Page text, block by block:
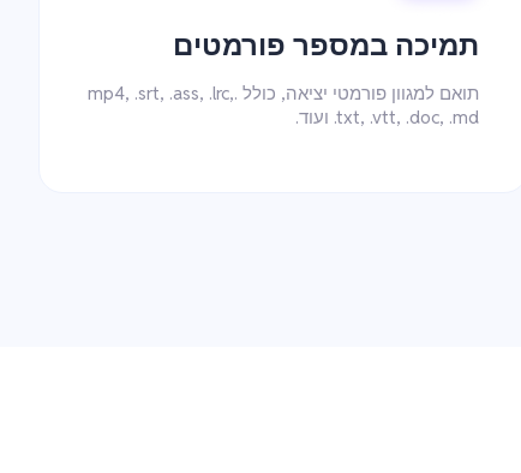
תמיכה במספר פורמטים
תואם למגוון פורמטי יציאה, כולל .mp4, .srt, .ass, .lrc,
.txt, .vtt, .doc, .md ועוד.